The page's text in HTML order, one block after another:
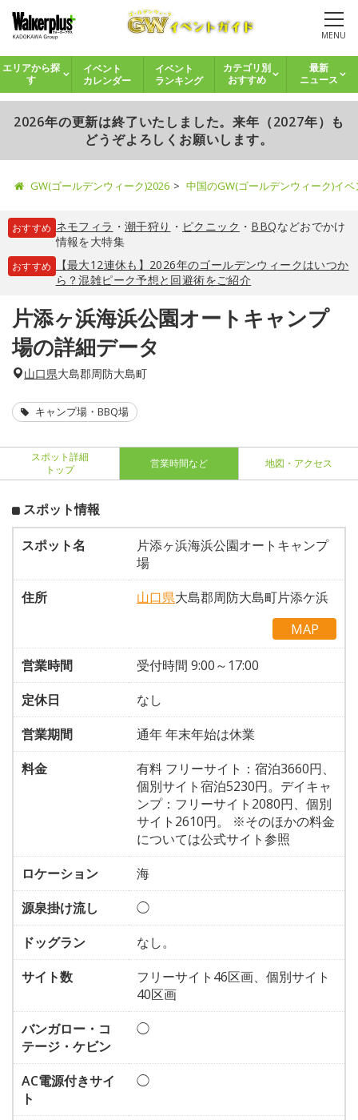
MENU
エリアから探
す
イベント
カレンダー
イベント
ランキング
カテゴリ別
おすすめ
最新
ニュース
2026年の更新は終了いたしました。来年（2027年）も
どうぞよろしくお願いします。
GW(ゴールデンウィーク)2026 中国のGW(ゴールデンウィーク)イ
おすすめ ネモフィラ ・ 潮干狩り ・ ピクニック ・ BBQなどおでかけ
情報を大特集
おすすめ
【最大12連休も】2026年のゴールデンウィークはいつか
ら？混雑ピーク予想と回避術をご紹介
片添ヶ浜海浜公園オートキャンプ
場の詳細データ
山口県大島郡周防大島町
キャンプ場・BBQ場
スポット詳細
トップ
営業時間など 地図・アクセス
スポット情報
スポット名
片添ヶ浜海浜公園オートキャンプ
場
住所
山口県大島郡周防大島町片添ケ浜
MAP
営業時間
受付時間 9:00～17:00
定休日
なし
営業期間
通年 年末年始は休業
料金
有料 フリーサイト：宿泊3660円、
個別サイト宿泊5230円。デイキャ
ンプ：フリーサイト2080円、個別
サイト2610円。 ※そのほかの料金
については公式サイト参照
ロケーション
海
源泉掛け流し
◯
ドッグラン
なし。
サイト数
フリーサイト46区画、個別サイト
40区画
バンガロー・コ
テージ・ケビン
◯
AC電源付きサイ
ト
◯